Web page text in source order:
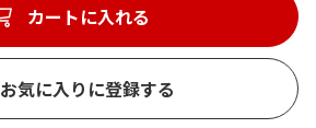
カートに入れる
お気に入りに登録する